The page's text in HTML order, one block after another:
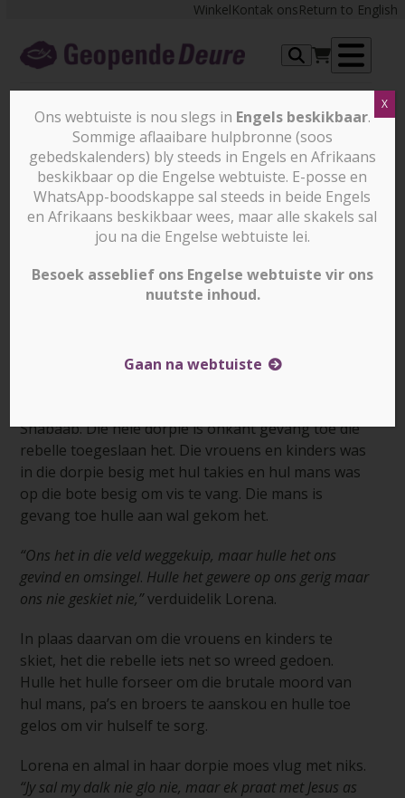
content
WinkelKontak onsReturn to English
Ondersteuning vandag vir ons
familie in Mosambiek wat
gewelddadig vervolg word.
Die volle realiteit van wat gelowiges in ons
buurland verduur het is eenvoudig te boos om selfs
Shabaab. Die hele dorpie is onkant gevang toe die
rebelle toegeslaan het. Die vrouens en kinders was
in die dorpie besig met hul takies en hul mans was
op die bote besig om vis te vang. Die mans is
gevang toe hulle aan wal gekom het.
“Ons het in die veld weggekuip, maar hulle het ons
gevind en omsingel. Hulle het gewere op ons gerig maar
ons nie geskiet nie,”verduidelik Lorena.
In plaas daarvan om die vrouens en kinders te
skiet, het die rebelle iets net so wreed gedoen.
Hulle het hulle forseer om die brutale moord van
hul mans, pa’s en broers te aanskou en hulle toe
gelos om vir hulself te sorg.
Lorena en almal in haar dorpie moes vlug met niks.
“Jy sal my dalk nie glo nie, maar ek praat met Jesus as
Ons webtuiste is nou slegs in Engels beskikbaar.
Sommige aflaaibare hulpbronne (soos
gebedskalenders) bly steeds in Engels en Afrikaans
beskikbaar op die Engelse webtuiste. E-posse en
WhatsApp-boodskappe sal steeds in beide Engels
en Afrikaans beskikbaar wees, maar alle skakels sal
jou na die Engelse webtuiste lei.
Besoek asseblief ons Engelse webtuiste vir ons
nuutste inhoud.
Gaan na webtuiste
X